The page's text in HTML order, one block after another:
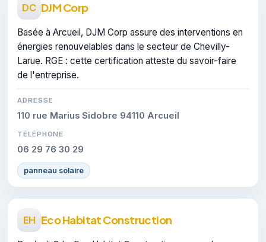
DC DJM Corp
Basée à Arcueil, DJM Corp assure des interventions en
énergies renouvelables dans le secteur de Chevilly-
Larue. RGE : cette certification atteste du savoir-faire
de l'entreprise.
ADRESSE
110 rue Marius Sidobre 94110 Arcueil
TÉLÉPHONE
06 29 76 30 29
panneau solaire
EH Eco Habitat Construction